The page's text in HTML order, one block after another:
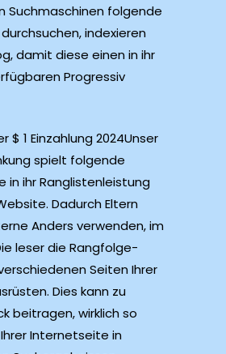
Suchmaschinen folgende
indexieren
damit diese einen in ihr
Progressiv
Unser
spielt folgende
in ihr Ranglistenleistung
Dadurch Eltern
Anders verwenden, im
leser die Rangfolge-
Seiten Ihrer
Dies kann zu
beitragen, wirklich so
Internetseite in